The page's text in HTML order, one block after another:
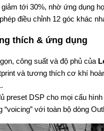
tới 30%, nhờ ứng dụng
điều chỉnh 12 góc khác
thích & ứng dụng
công suất và độ phủ của
và tương thích cơ khí
preset DSP cho mọi cấu
“voicing” với toàn bộ dòng